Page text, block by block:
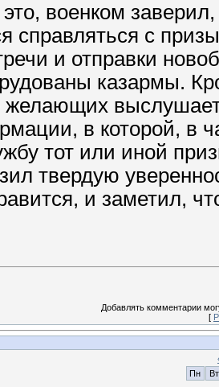
военком
справляться с
и отправки
казармы.
желающих
в которой, в
тот или иной
твердую
и заметил,
Добавлять комментарии
[
Пн
Вт